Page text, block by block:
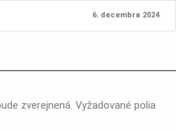
6. decembra 2024
zverejnená. Vyžadované polia